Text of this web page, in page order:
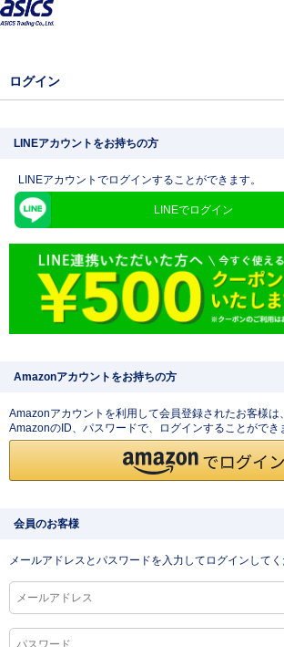
ログイン
LINEアカウントをお持ちの方
LINEアカウントでログインすることができます。
LINEでログイン
Amazonアカウントをお持ちの方
Amazonアカウントを利用して会員登録されたお客様は、
AmazonのID、パスワードで、ログインすることができ
会員のお客様
メールアドレスとパスワードを入力してログインしてく